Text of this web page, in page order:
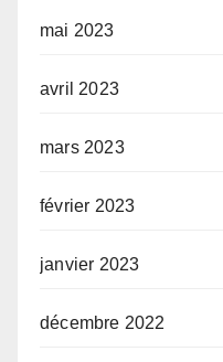
mai 2023
avril 2023
mars 2023
février 2023
janvier 2023
décembre 2022